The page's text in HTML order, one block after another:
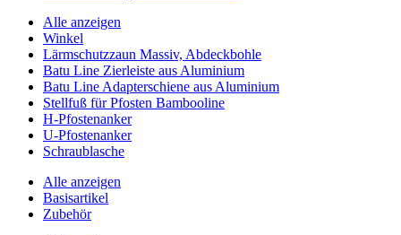
Alle anzeigen
Winkel
Lärmschutzzaun Massiv, Abdeckbohle
Batu Line Zierleiste aus Aluminium
Batu Line Adapterschiene aus Aluminium
Stellfuß für Pfosten Bambooline
H-Pfostenanker
U-Pfostenanker
Schraublasche
Alle anzeigen
Basisartikel
Zubehör